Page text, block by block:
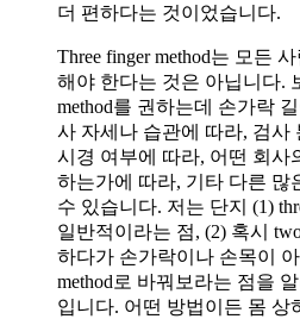
더 편하다는 것이었습니다.
Three finger method는 모든
해야 한다는 것은 아닙니다.
method를 권하는데 손가락
사 자세나 습관에 따라, 검사
시경 여부에 따라, 어떤 회사
하는가에 따라, 기타 다른 많
수 있습니다. 저는 단지 (1)
일반적이라는 점, (2) 혹시
하다가 손가락이나 손목이 아
method로 바꿔보라는 점을
입니다. 어떤 방법이든 몸 상